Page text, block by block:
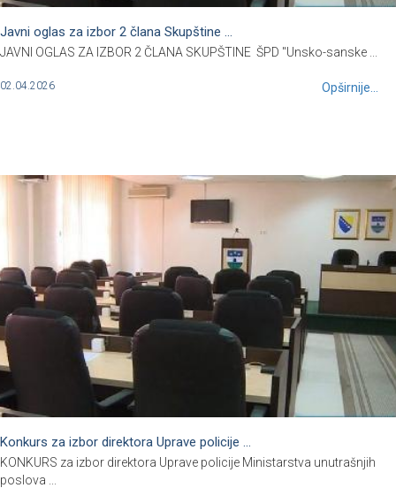
Javni oglas za izbor 2 člana Skupštine ...
JAVNI OGLAS ZA IZBOR 2 ČLANA SKUPŠTINE ŠPD "Unsko-sanske ...
02.04.2026 Opširnije...
Konkurs za izbor direktora Uprave policije ...
KONKURS za izbor direktora Uprave policije Ministarstva unutrašnjih
poslova ...